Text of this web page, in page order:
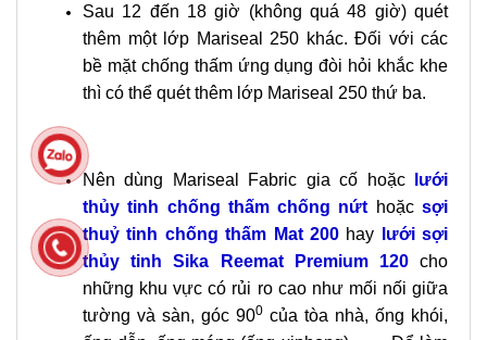
Sau 12 đến 18 giờ (không quá 48 giờ) quét
thêm một lớp Mariseal 250 khác. Đối với các
bề mặt chống thấm ứng dụng đòi hỏi khắc khe
thì có thể quét thêm lớp Mariseal 250 thứ ba.
Nên dùng Mariseal Fabric gia cố hoặc
lưới
thủy tinh chống thấm chống nứt hoặcsợi
thuỷ tinh chống thấm Mat 200hay
lưới sợi
thủy tinh Sika Reemat Premium 120cho
những khu vực có rủi ro cao như mối nối giữa
tường và sàn, góc 900 của tòa nhà, ống khói,